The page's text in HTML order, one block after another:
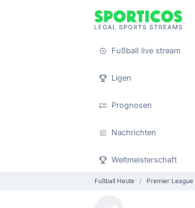
Fußball live stream
Ligen
Prognosen
Nachrichten
Weltmeisterschaft
Fußball Heute Premier League